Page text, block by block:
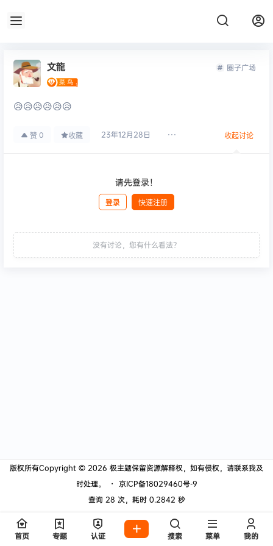
文龍 圈子广场
😥😥😥😥😥😥
赞 0 收藏 23年12月28日 收起讨论
请先登录！
登录 快速注册
没有讨论，您有什么看法？
版权所有Copyright © 2026 极主题保留资源解释权，如有侵权，请联系我及
时处理。
・ 京ICP备18029460号-9
查询 28 次，耗时 0.2842 秒
首页 专题 认证 搜索 菜单 我的